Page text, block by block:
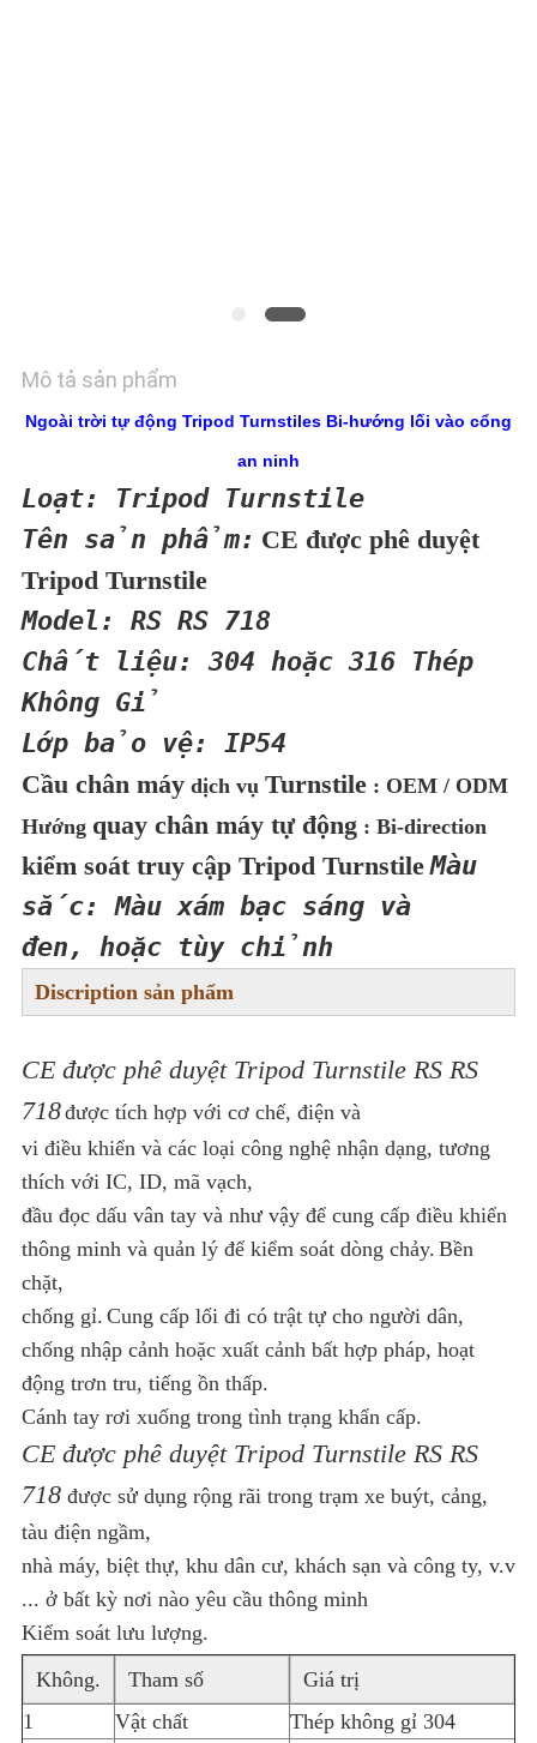
TIN
YÊU
CẦU
BÁO
GIÁ
SƠ
ĐỒ
TRANG
WEB
SÁCH
BẢO
MẬT
Mô tả sản phẩm
Ngoài trời tự động Tripod Turnstiles Bi-hướng lối vào cổng
an ninh
Loạt: Tripod Turnstile
Tên sản phẩm: CE được phê duyệt
Tripod Turnstile
Model: RS RS 718
Chất liệu: 304 hoặc 316 Thép
Không Gỉ
Lớp bảo vệ: IP54
Cầu chân máydịch vụ Turnstile: OEM / ODM
Hướng quay chân máy tự động: Bi-direction
kiểm soát truy cập Tripod Turnstile Màu
sắc: Màu xám bạc sáng và
đen, hoặc tùy chỉnh
Discription sản phẩm
CE được phê duyệt Tripod Turnstile RS RS
718được tích hợp với cơ chế, điện và
vi điều khiển và các loại công nghệ nhận dạng, tương
thích với IC, ID, mã vạch,
đầu đọc dấu vân tay và như vậy để cung cấp điều khiển
thông minh và quản lý để kiểm soát dòng chảy. Bền
chặt,
chống gỉ. Cung cấp lối đi có trật tự cho người dân,
chống nhập cảnh hoặc xuất cảnh bất hợp pháp, hoạt
động trơn tru, tiếng ồn thấp.
Cánh tay rơi xuống trong tình trạng khẩn cấp.
CE được phê duyệt Tripod Turnstile RS RS
718được sử dụng rộng rãi trong trạm xe buýt, cảng,
tàu điện ngầm,
nhà máy, biệt thự, khu dân cư, khách sạn và công ty, v.v
... ở bất kỳ nơi nào yêu cầu thông minh
Kiểm soát lưu lượng.
Không.
Tham số
Giá trị
1
Vật chất
Thép không gỉ 304